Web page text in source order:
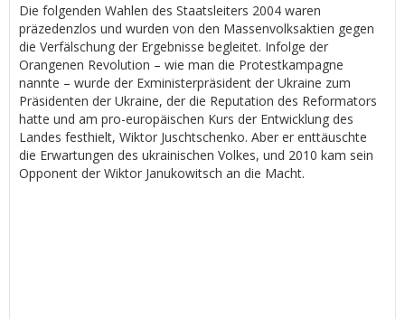
Die folgenden Wahlen des Staatsleiters 2004 waren
präzedenzlos und wurden von den Massenvolksaktien gegen
die Verfälschung der Ergebnisse begleitet. Infolge der
Orangenen Revolution – wie man die Protestkampagne
nannte – wurde der Exministerpräsident der Ukraine zum
Präsidenten der Ukraine, der die Reputation des Reformators
hatte und am pro-europäischen Kurs der Entwicklung des
Landes festhielt, Wiktor Juschtschenko. Aber er enttäuschte
die Erwartungen des ukrainischen Volkes, und 2010 kam sein
Opponent der Wiktor Janukowitsch an die Macht.